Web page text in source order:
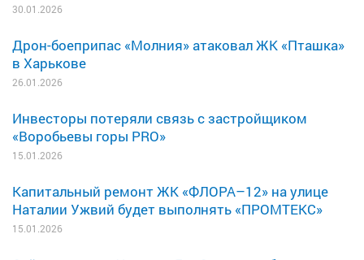
30.01.2026
Дрон-боеприпас «Молния» атаковал ЖК «Пташка»
в Харькове
26.01.2026
Инвесторы потеряли связь с застройщиком
«Воробьевы горы PRO»
15.01.2026
Капитальный ремонт ЖК «ФЛОРА–12» на улице
Наталии Ужвий будет выполнять «ПРОМТЕКС»
15.01.2026